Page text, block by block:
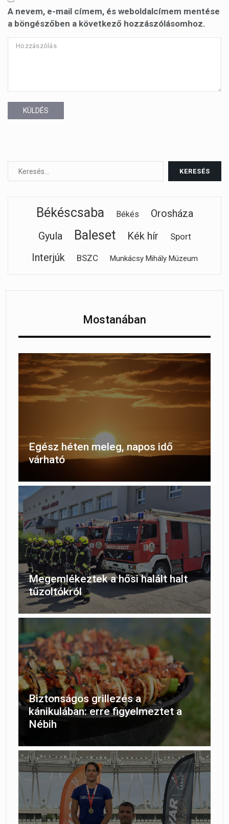
A nevem, e-mail címem, és weboldalcímem mentése
a böngészőben a következő hozzászólásomhoz.
KÜLDÉS
Békéscsaba Békés
Orosháza
Gyula
Baleset Kék hír Sport
Interjúk BSZC Munkácsy Mihály Múzeum
Mostanában
Egész héten meleg, napos idő
várható
Megemlékeztek a hősi halált halt
tűzoltókról
Biztonságos grillezés a
kánikulában: erre figyelmeztet a
Nébih